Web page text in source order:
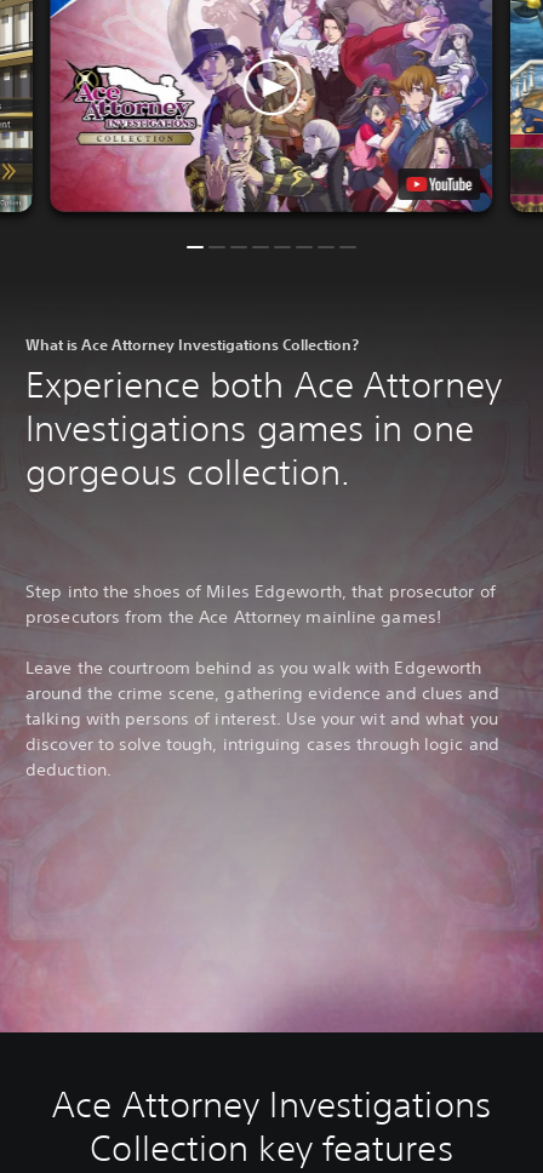
What is Ace Attorney Investigations Collection?
Experience both Ace Attorney
Investigations games in one
gorgeous collection.
Step into the shoes of Miles Edgeworth, that prosecutor of
prosecutors from the Ace Attorney mainline games!
Leave the courtroom behind as you walk with Edgeworth
around the crime scene, gathering evidence and clues and
talking with persons of interest. Use your wit and what you
discover to solve tough, intriguing cases through logic and
deduction.
Ace Attorney Investigations
Collection key features